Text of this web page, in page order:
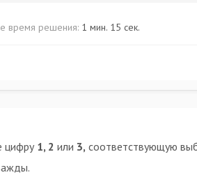
время решения: 1 мин. 15 сек.
цифру1, 2 или 3, соответствующую